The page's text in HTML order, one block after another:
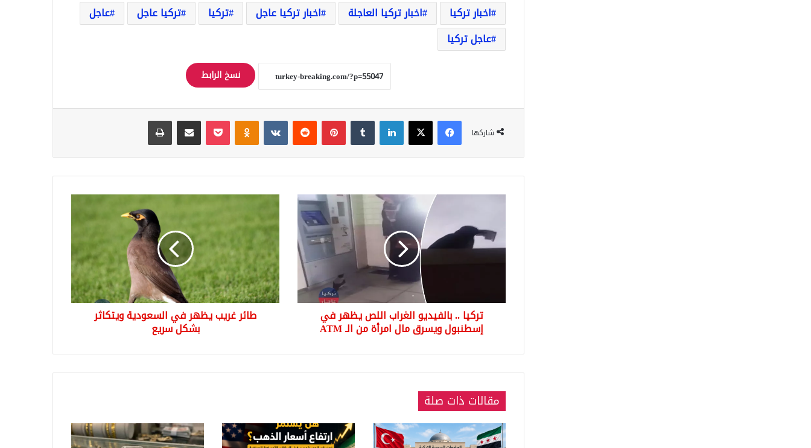
اخبار تركيا
اخبار تركيا العاجلة اخبار تركيا عاجل تركيا تركيا عاجل
عاجل
عاجل تركيا
نسخ الرابط
شاركها
فيسبوك‫X لينكدإن بينتيريست Odnoklassniki
‫Pocket مشاركة عبر البريد طباعة
بالفيديو
الغراب
اللص
ويسرق
الـ
تركيا .. بالفيديو الغراب اللص يظهر في
إسطنبول ويسرق مال امرأة من الـ ATM
طائر
غريب
يظهر
السعودية
ويتكاثر
بشكل
سريع
طائر غريب يظهر في السعودية ويتكاثر
بشكل سريع
مقالات ذات صلة